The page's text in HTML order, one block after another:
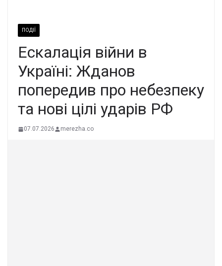
ПОДІЇ
Ескалація війни в
Україні: Жданов
попередив про небезпеку
та нові цілі ударів РФ
07.07.2026 merezha.co